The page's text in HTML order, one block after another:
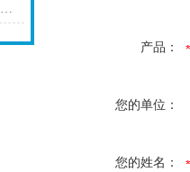
意大利PBI浮游菌采样器助力食品安全微生物监控
产品：
您的单位：
您的姓名：